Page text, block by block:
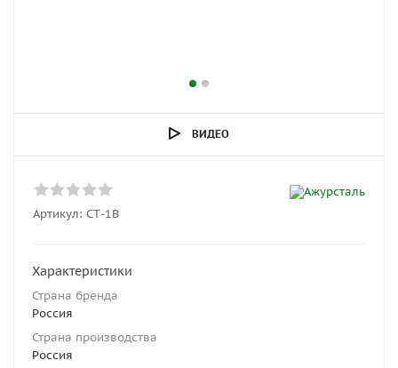
ВИДЕО
Артикул: СТ-1B
Характеристики
Страна бренда
Россия
Страна производства
Россия